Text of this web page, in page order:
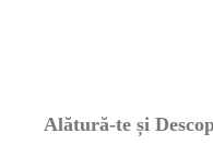
Alătură-te și